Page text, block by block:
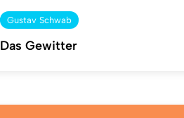
Gustav Schwab
Das Gewitter